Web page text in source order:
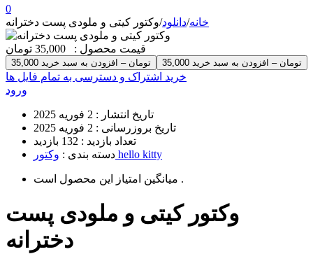
0
خانه/دانلود/وکتور کیتی و ملودی پست دخترانه
قیمت محصول : 35,000 تومان
35,000 تومان – افزودن به سبد خرید
خرید اشتراک و دسترسی به تمام فایل ها
ورود
تاریخ انتشار : 2 فوریه 2025
تاریخ بروزرسانی : 2 فوریه 2025
تعداد بازدید : 132 بازدید
دسته بندی : وکتور hello kitty
میانگین امتیاز این محصول است .
وکتور کیتی و ملودی پست
دخترانه